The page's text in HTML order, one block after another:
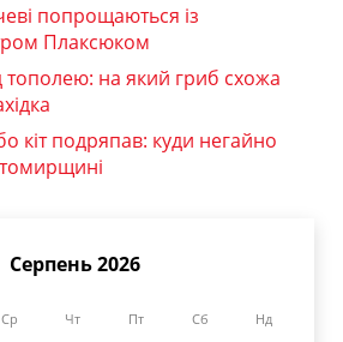
попрощаються із
Плаксюком
тополею: на який гриб схожа
кіт подряпав: куди негайно
Серпень 2026
Ср Чт Пт Сб Нд